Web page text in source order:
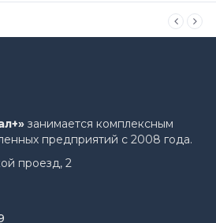
занимается комплексным
предприятий с 2008 года.
проезд, 2